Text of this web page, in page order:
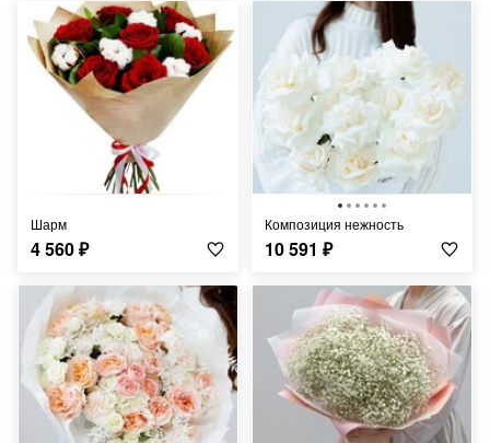
Шарм
4 560₽
Композиция нежность
10 591 ₽